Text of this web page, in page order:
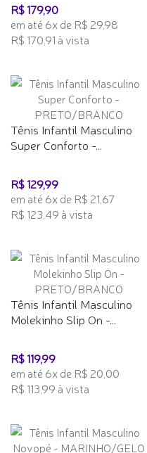
R$ 179,90
em até 6x de R$ 29,98
R$ 170,91 à vista
Tênis Infantil Masculino
Super Conforto -...
R$ 129,99
em até 6x de R$ 21,67
R$ 123,49 à vista
Tênis Infantil Masculino
Molekinho Slip On -...
R$ 119,99
em até 6x de R$ 20,00
R$ 113,99 à vista